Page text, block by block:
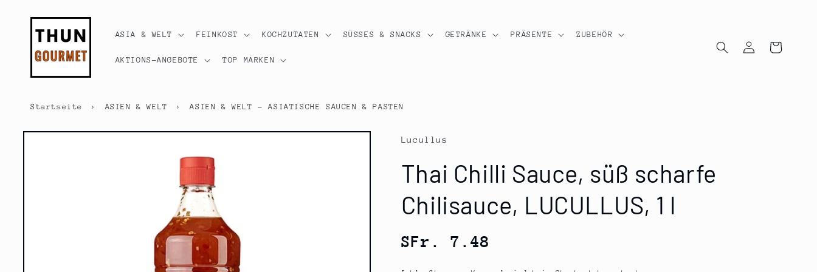
ASIA & WELT FEINKOST KOCHZUTATEN SÜSSES & SNACKS GETRÄNKE PRÄSENTE ZUBEHÖR
AKTIONS-ANGEBOTE TOP MARKEN
EinloggenWarenkorb
Startseite › ASIEN & WELT › ASIEN & WELT - ASIATISCHE SAUCEN & PASTEN
Lucullus
Thai Chilli Sauce, süß scharfe
Chilisauce, LUCULLUS, 1 l
Normaler
SFr. 7.48